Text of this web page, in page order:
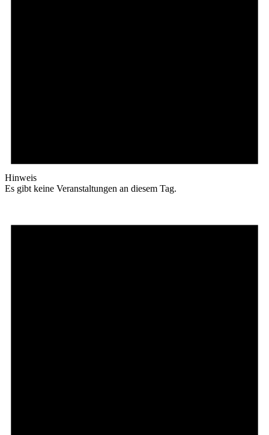
Hinweis
Es gibt keine Veranstaltungen an diesem Tag.